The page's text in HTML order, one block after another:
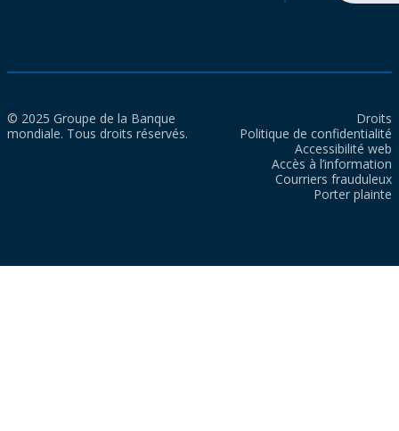
© 2025 Groupe de la Banque
mondiale. Tous droits réservés.
Droits
Politique de confidentialité
Accessibilité web
Accès à l’information
Courriers frauduleux
Porter plainte